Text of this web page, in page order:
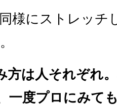
様にストレッチ
方は人それぞれ
一度プロにみて